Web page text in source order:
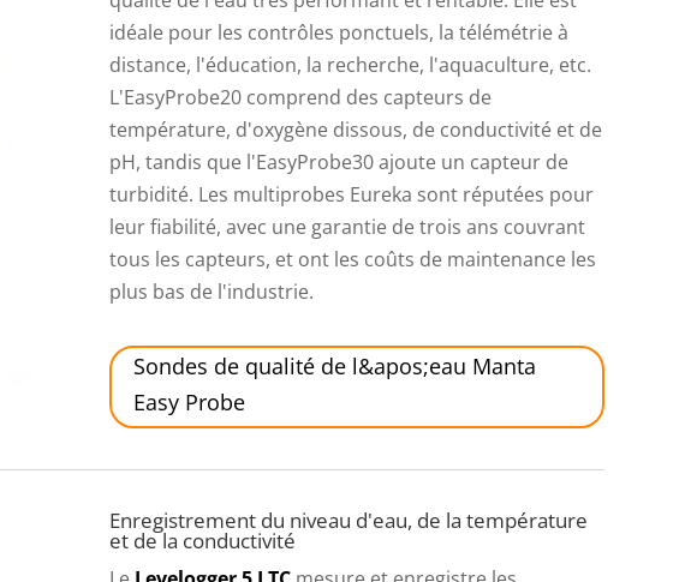
idéale pour les contrôles ponctuels, la télémétrie à
distance, l'éducation, la recherche, l'aquaculture, etc.
L'EasyProbe20 comprend des capteurs de
température, d'oxygène dissous, de conductivité et de
pH, tandis que l'EasyProbe30 ajoute un capteur de
turbidité. Les multiprobes Eureka sont réputées pour
leur fiabilité, avec une garantie de trois ans couvrant
tous les capteurs, et ont les coûts de maintenance les
plus bas de l'industrie.
Sondes de qualité de l&apos;eau Manta
Easy Probe
Enregistrement du niveau d'eau, de la température
et de la conductivité